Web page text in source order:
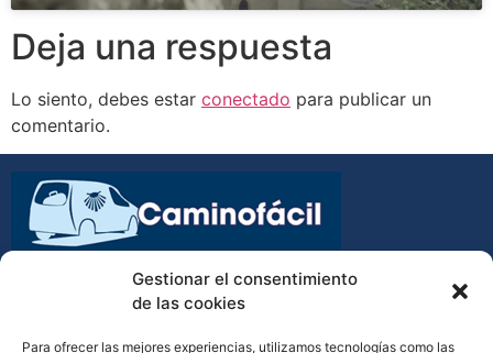
Gestionar el consentimiento
de las cookies
Para ofrecer las mejores experiencias, utilizamos tecnologías como las
Deja una respuesta
Lo siento, debes estar conectado para publicar un
comentario.
Transporte de equipajes y mochilas en el Camino de